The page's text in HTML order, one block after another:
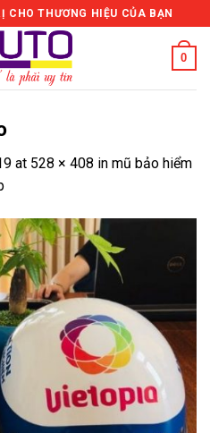
CHO THƯƠNG HIỆU CỦA BẠN
0
at 528 × 408 in mũ bảo hiểm